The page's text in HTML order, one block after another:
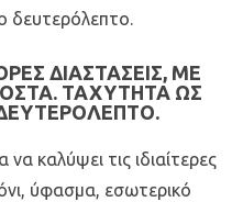
δευτερόλεπτο.
ΔΙΑΣΤΑΣΕΙΣ, ΜΕ
ΤΑΧΥΤΗΤΑ ΩΣ
ΔΕΥΤΕΡΟΛΕΠΤΟ.
να καλύψει τις ιδιαίτερες
ύφασμα, εσωτερικό